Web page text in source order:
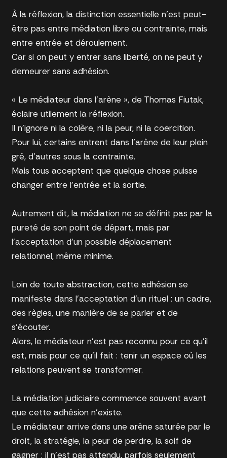
À la réflexion, la distinction essentielle n’est peut-
être pas entre médiation libre ou contrainte, mais
entre entrée et déroulement.
Car si on peut y entrer sans liberté, on ne peut y
demeurer sans adhésion.
« Le médiateur dans l’arène », de Thomas Fiutak,
éclaire utilement la réflexion.
Il n’ignore ni la colère, ni la peur, ni la coercition.
Pour lui, certains entrent dans l’arène de leur plein
gré, d’autres sous la contrainte.
Mais tous acceptent que quelque chose puisse
changer entre l’entrée et la sortie.
Autrement dit, la médiation ne se définit pas par la
pureté de son point de départ, mais par
l’acceptation d’un possible déplacement
relationnel, même minime.
Loin de toute abstraction, cette adhésion se
manifeste dans l’acceptation d’un rituel : un cadre,
des règles, une manière de se parler et de
s’écouter.
Alors, le médiateur n’est pas reconnu pour ce qu’il
est, mais pour ce qu’il fait : tenir un espace où les
relations peuvent se transformer.
La médiation judiciaire commence souvent avant
que cette adhésion n’existe.
Le médiateur arrive dans une arène saturée par le
droit, la stratégie, la peur de perdre, la soif de
gagner ; il n’est pas attendu, parfois seulement